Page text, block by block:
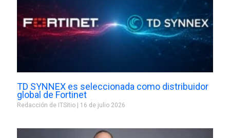
TD SYNNEX es seleccionada como distribuidor
global de Fortinet
Redacción de ITSitio 16 de julio 2026